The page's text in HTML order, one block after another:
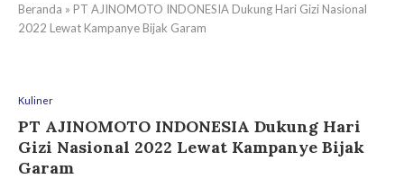
Beranda » PT AJINOMOTO INDONESIA Dukung Hari Gizi Nasional
2022 Lewat Kampanye Bijak Garam
Kuliner
PT AJINOMOTO INDONESIA Dukung Hari
Gizi Nasional 2022 Lewat Kampanye Bijak
Garam